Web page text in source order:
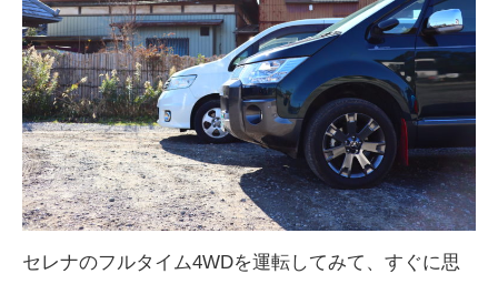
セレナのフルタイム4WDを運転してみて、すぐに思